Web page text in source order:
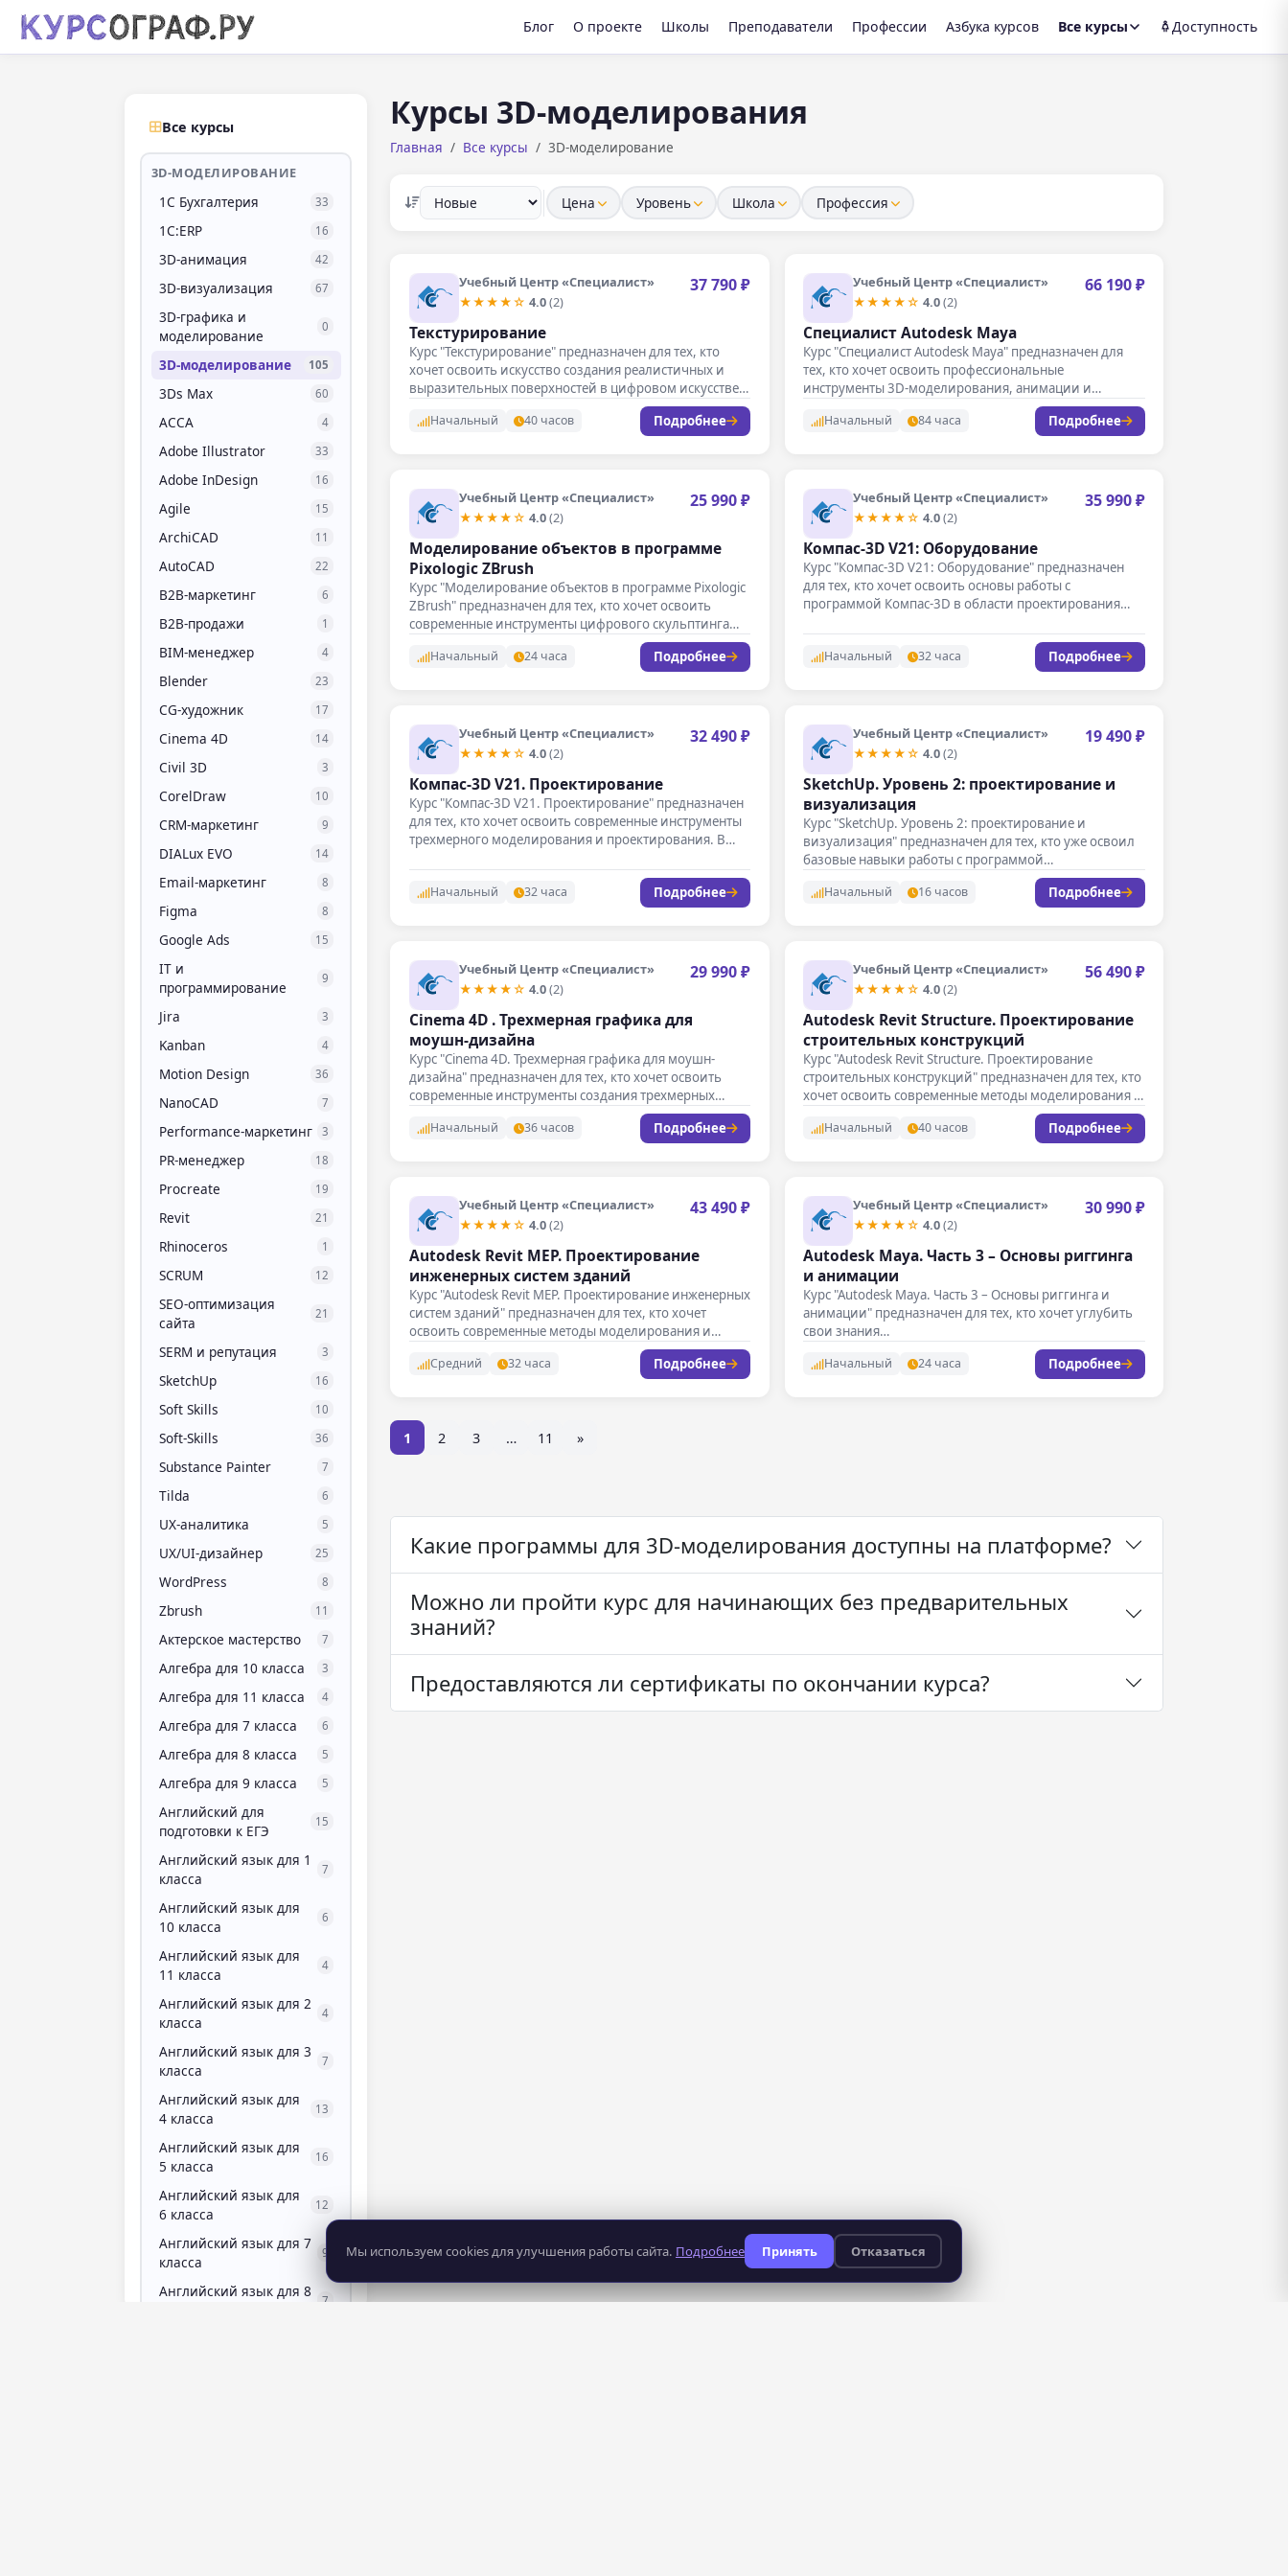
Блог О проекте Школы Преподаватели Профессии Азбука курсов Все курсы Доступность
Все курсы
3D-МОДЕЛИРОВАНИЕ
1С Бухгалтерия 33
1С:ERP 16
3D-анимация 42
3D-визуализация 67
3D-графика и
моделирование
0
3D-моделирование 105
3Ds Max 60
ACCA 4
Adobe Illustrator 33
Adobe InDesign 16
Agile 15
ArchiCAD 11
AutoCAD 22
B2B-маркетинг 6
B2B-продажи 1
BIM-менеджер 4
Blender 23
CG-художник 17
Cinema 4D 14
Civil 3D 3
CorelDraw 10
CRM-маркетинг 9
DIALux EVO 14
Email-маркетинг 8
Figma 8
Google Ads 15
IT и
программирование
9
Jira 3
Kanban 4
Motion Design 36
NanoCAD 7
Performance-маркетинг 3
PR-менеджер 18
Procreate 19
Revit 21
Rhinoceros 1
SCRUM 12
SEO-оптимизация
сайта
21
SERM и репутация 3
SketchUp 16
Soft Skills 10
Soft-Skills 36
Substance Painter 7
Tilda 6
UX-аналитика 5
UX/UI-дизайнер 25
WordPress 8
Zbrush 11
Актерское мастерство 7
Алгебра для 10 класса 3
Алгебра для 11 класса 4
Алгебра для 7 класса 6
Алгебра для 8 класса 5
Алгебра для 9 класса 5
Английский для
подготовки к ЕГЭ
15
Английский язык для 1
класса
7
Английский язык для
10 класса
6
Английский язык для
11 класса
4
Английский язык для 2
класса
4
Английский язык для 3
класса
7
Английский язык для
4 класса
13
Английский язык для
5 класса
16
Английский язык для
6 класса
12
Английский язык для 7
класса
9
Английский язык для 8
7
Курсы 3D-моделирования
Главная Все курсы 3D-моделирование
Цена Уровень Школа Профессия
Учебный Центр «Специалист»
★★★★☆ 4.0(2)
37 790 ₽
Текстурирование
Курс "Текстурирование" предназначен для тех, кто
хочет освоить искусство создания реалистичных и
выразительных поверхностей в цифровом искусстве
Начальный 40 часов Подробнее
Учебный Центр «Специалист»
★★★★☆ 4.0(2)
66 190 ₽
Специалист Autodesk Maya
Курс "Специалист Autodesk Maya" предназначен для
тех, кто хочет освоить профессиональные
инструменты 3D-моделирования, анимации и
Начальный 84 часа Подробнее
Учебный Центр «Специалист»
★★★★☆ 4.0(2)
25 990 ₽
Моделирование объектов в программе
Pixologic ZBrush
Курс "Моделирование объектов в программе Pixologic
ZBrush" предназначен для тех, кто хочет освоить
современные инструменты цифрового скульптинга
Начальный 24 часа Подробнее
Учебный Центр «Специалист»
★★★★☆ 4.0(2)
35 990 ₽
Компас-3D V21: Оборудование
Курс "Компас-3D V21: Оборудование" предназначен
для тех, кто хочет освоить основы работы с
программой Компас-3D в области проектирования…
Начальный 32 часа Подробнее
Учебный Центр «Специалист»
★★★★☆ 4.0(2)
32 490 ₽
Компас-3D V21. Проектирование
Курс "Компас-3D V21. Проектирование" предназначен
для тех, кто хочет освоить современные инструменты
трехмерного моделирования и проектирования. В
Начальный 32 часа Подробнее
Учебный Центр «Специалист»
★★★★☆ 4.0(2)
19 490 ₽
SketchUp. Уровень 2: проектирование и
визуализация
Курс "SketchUp. Уровень 2: проектирование и
визуализация" предназначен для тех, кто уже освоил
базовые навыки работы с программой…
Начальный 16 часов Подробнее
Учебный Центр «Специалист»
★★★★☆ 4.0(2)
29 990 ₽
Cinema 4D . Трехмерная графика для
моушн-дизайна
Курс "Cinema 4D. Трехмерная графика для моушн-
дизайна" предназначен для тех, кто хочет освоить
современные инструменты создания трехмерных
Начальный 36 часов Подробнее
Учебный Центр «Специалист»
★★★★☆ 4.0(2)
56 490 ₽
Autodesk Revit Structure. Проектирование
строительных конструкций
Курс "Autodesk Revit Structure. Проектирование
строительных конструкций" предназначен для тех, кто
хочет освоить современные методы моделирования и
Начальный 40 часов Подробнее
Учебный Центр «Специалист»
★★★★☆ 4.0(2)
43 490 ₽
Autodesk Revit MEP. Проектирование
инженерных систем зданий
Курс "Autodesk Revit MEP. Проектирование инженерных
систем зданий" предназначен для тех, кто хочет
освоить современные методы моделирования и…
Средний 32 часа Подробнее
Учебный Центр «Специалист»
★★★★☆ 4.0(2)
30 990 ₽
Autodesk Maya. Часть 3 – Основы риггинга
и анимации
Курс "Autodesk Maya. Часть 3 – Основы риггинга и
анимации" предназначен для тех, кто хочет углубить
свои знания…
Начальный 24 часа Подробнее
1 2 3 … 11 »
Какие программы для 3D-моделирования доступны на платформе?
Можно ли пройти курс для начинающих без предварительных
знаний?
Предоставляются ли сертификаты по окончании курса?
Мы используем cookies для улучшения работы сайта. Подробнее Принять Отказаться